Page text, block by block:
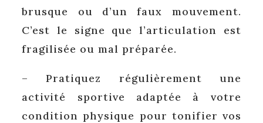
brusque ou d’un faux mouvement.
C’est le signe que l’articulation est
fragilisée ou mal préparée.
– Pratiquez régulièrement une
activité sportive adaptée à votre
condition physique pour tonifier vos